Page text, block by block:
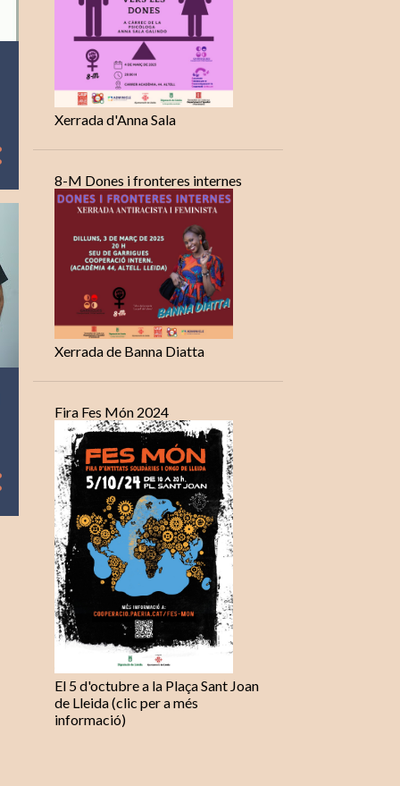
Xerrada d'Anna Sala
8-M Dones i fronteres internes
Xerrada de Banna Diatta
Fira Fes Món 2024
El 5 d'octubre a la Plaça Sant Joan
de Lleida (clic per a més
informació)